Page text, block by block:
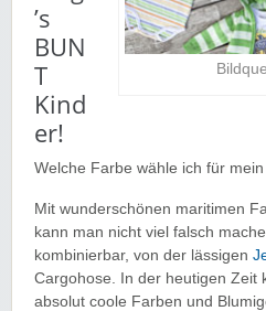
’s
BUN
T
Kind
er!
Welche Farbe wähle ich für
Mit wunderschönen maritimen
kann man nicht viel falsch
kombinierbar, von der lässigen
Cargohose. In der heutigen Zeit
absolut coole Farben und